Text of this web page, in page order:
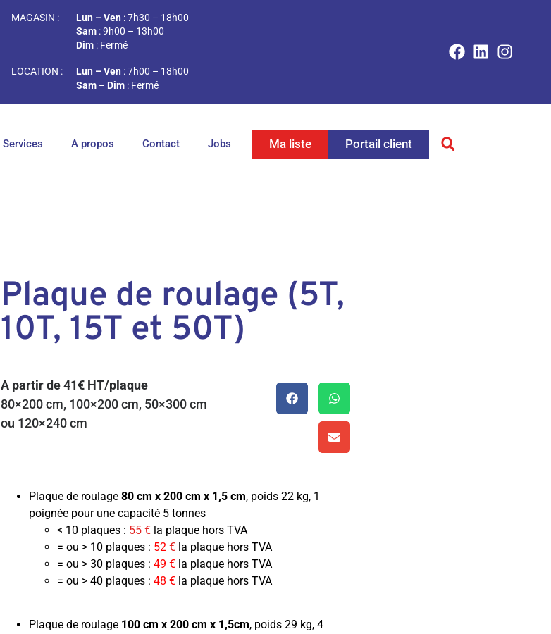
MAGASIN : Lun – Ven : 7h30 – 18h00
Sam : 9h00 – 13h00
Dim : Fermé
LOCATION : Lun – Ven : 7h00 – 18h00
Sam – Dim : Fermé
Services A propos Contact Jobs Ma liste Portail client
Plaque de roulage (5T,
10T, 15T et 50T)
A partir de 41€ HT/plaque
80×200 cm, 100×200 cm, 50×300 cm
ou 120×240 cm
Plaque de roulage 80 cm x 200 cm x 1,5 cm, poids 22 kg, 1
poignée pour une capacité 5 tonnes
< 10 plaques : 55 €la plaque hors TVA
= ou > 10 plaques : 52€la plaque hors TVA
= ou > 30 plaques : 49 €la plaque hors TVA
= ou > 40 plaques : 48 €la plaque hors TVA
Plaque de roulage 100 cm x 200 cm x 1,5cm, poids 29 kg, 4